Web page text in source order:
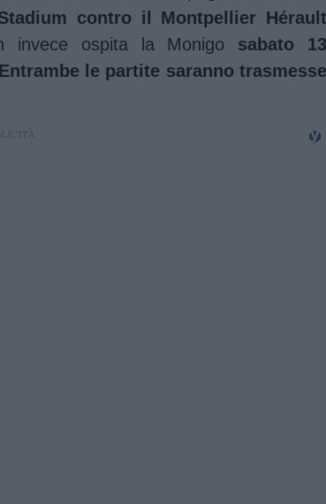
contro il Montpellier Hérault
invece ospita la Monigo sabato 13
le partite saranno trasmesse